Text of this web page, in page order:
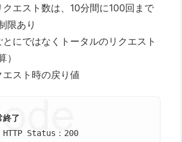
クエスト数は、10分間に100回まで
限あり
とにではなくトータルのリクエスト
）
エスト時の戻り値
終了
Status：200